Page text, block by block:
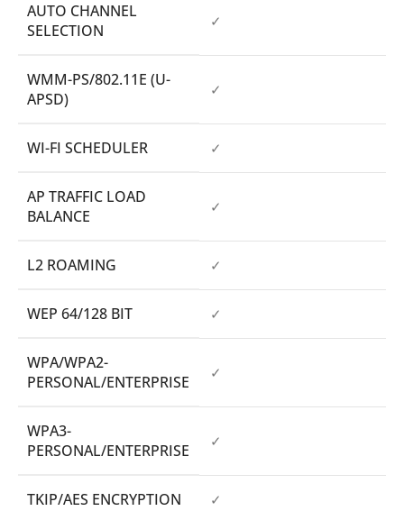
AUTO CHANNEL
SELECTION
✓
WMM-PS/802.11E (U-
APSD)
✓
WI-FI SCHEDULER ✓
AP TRAFFIC LOAD
BALANCE
✓
L2 ROAMING ✓
WEP 64/128 BIT ✓
WPA/WPA2-
PERSONAL/ENTERPRISE
✓
WPA3-
PERSONAL/ENTERPRISE
✓
TKIP/AES ENCRYPTION ✓